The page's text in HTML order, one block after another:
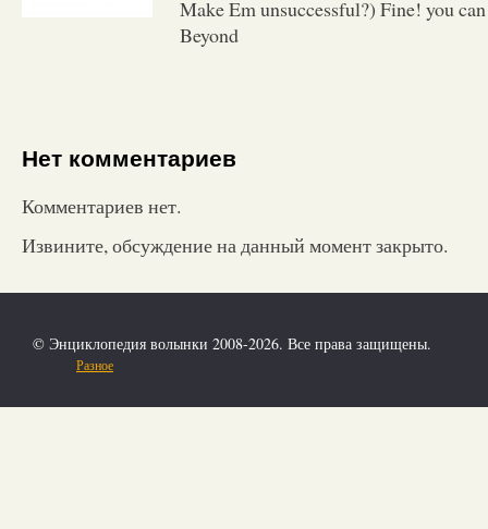
Make Em unsuccessful?) Fine! you
Beyond
Нет комментариев
Комментариев нет.
Извините, обсуждение на данный момент закрыто.
© Энциклопедия волынки 2008-2026. Все права защищены.
Разное